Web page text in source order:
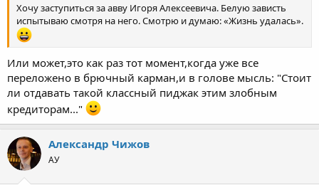
Хочу заступиться за авву Игоря Алексеевича. Белую зависть
испытываю смотря на него. Смотрю и думаю: «Жизнь удалась».
Или может,это как раз тот момент,когда уже все
переложено в брючный карман,и в голове мысль: "Стоит
ли отдавать такой классный пиджак этим злобным
кредиторам..."
Александр Чижов
АУ